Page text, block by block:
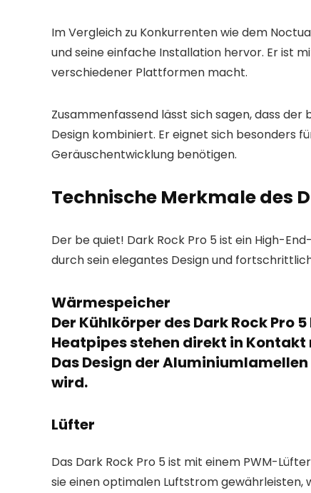
Im Vergleich zu Konkurrenten wie dem
und seine einfache Installation hervor. Er ist
verschiedener Plattformen macht.
Zusammenfassend lässt sich sagen, dass
Design kombiniert. Er eignet sich besonders
Geräuschentwicklung benötigen.
Technische Merkmale des
Der be quiet! Dark Rock Pro 5 ist ein High-
durch sein elegantes Design und
Wärmespeicher
Der Kühlkörper des Dark Rock Pro
Heatpipes stehen direkt in
Das Design der
wird.
Lüfter
Das Dark Rock Pro 5 ist mit einem PWM-
sie einen optimalen Luftstrom